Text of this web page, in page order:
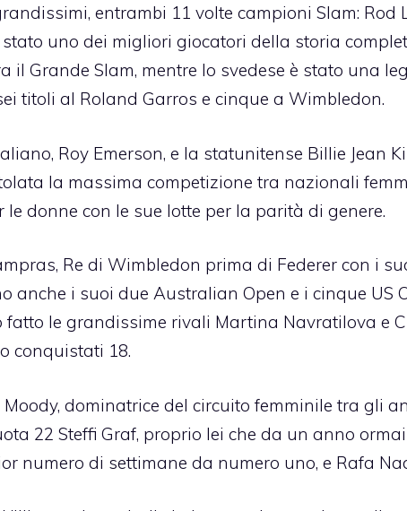
entrambi 11 volte campioni Slam: Rod
stato uno dei migliori giocatori della storia
il Grande Slam, mentre lo svedese è stato una
titoli al Roland Garros e cinque a Wimbledon.
Roy Emerson, e la statunitense Billie Jean
la massima competizione tra nazionali
le donne con le sue lotte per la parità di genere.
Re di Wimbledon prima di Federer con i
anche i suoi due Australian Open e i cinque US
le grandissime rivali Martina Navratilova e
conquistati 18.
Moody, dominatrice del circuito femminile tra gli
22 Steffi Graf, proprio lei che da un anno
numero di settimane da numero uno, e Rafa